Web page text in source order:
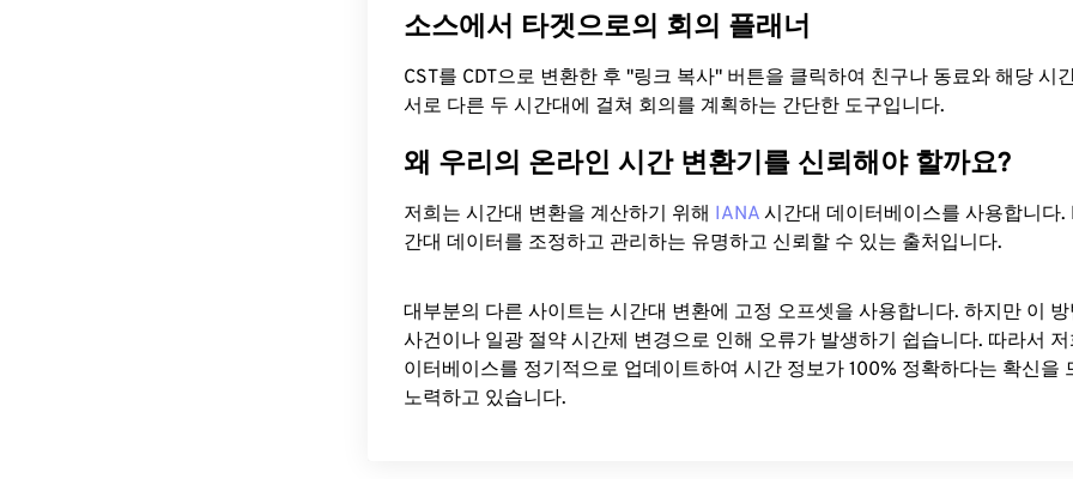
소스에서 타겟으로의 회의 플래너
CST를 CDT으로 변환한 후 "링크 복사" 버튼을 클릭하여 친구나 동료와 해당 시
서로 다른 두 시간대에 걸쳐 회의를 계획하는 간단한 도구입니다.
왜 우리의 온라인 시간 변환기를 신뢰해야 할까요?
저희는 시간대 변환을 계산하기 위해 IANA 시간대 데이터베이스를 사용합니다.
간대 데이터를 조정하고 관리하는 유명하고 신뢰할 수 있는 출처입니다.
대부분의 다른 사이트는 시간대 변환에 ​​고정 오프셋을 사용합니다. 하지만 이
사건이나 일광 절약 시간제 변경으로 인해 오류가 발생하기 쉽습니다. 따라서 저
이터베이스를 정기적으로 업데이트하여 시간 정보가 100% 정확하다는 확신을
노력하고 있습니다.